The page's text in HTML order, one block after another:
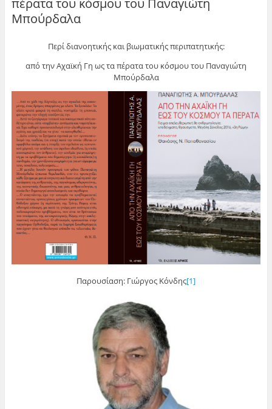
Μπούρδαλα
Περί διανοητικής και βιωματικής περιπατητικής:
από την Αχαϊκή Γη ως τα πέρατα του κόσμου του Παναγιώτη
Μπούρδαλα
Παρουσίαση: Γιώργος Κόνδης[1]